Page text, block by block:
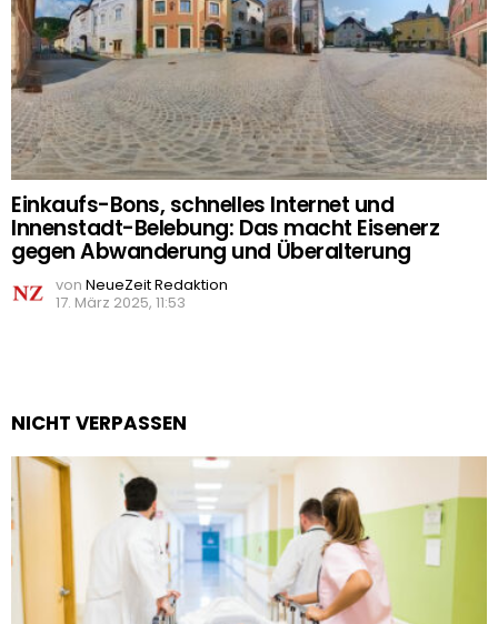
Einkaufs-Bons, schnelles Internet und
Innenstadt-Belebung: Das macht Eisenerz
gegen Abwanderung und Überalterung
von NeueZeit Redaktion
17. März 2025, 11:53
NICHT VERPASSEN